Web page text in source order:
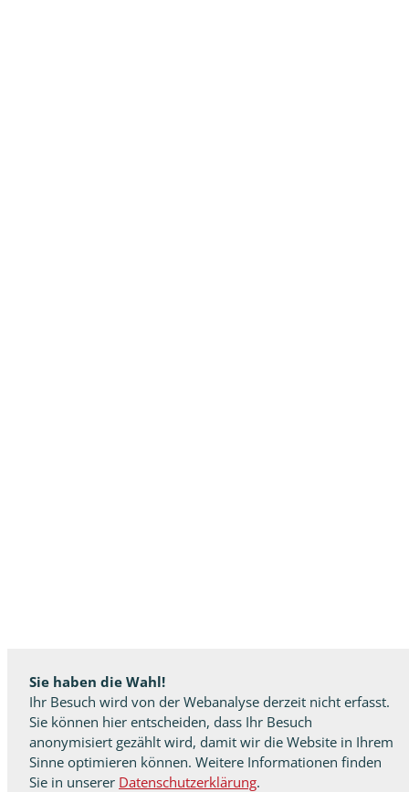
Sie haben die Wahl!
Ihr Besuch wird von der Webanalyse derzeit nicht erfasst.
Sie können hier entscheiden, dass Ihr Besuch
anonymisiert gezählt wird, damit wir die Website in Ihrem
Sinne optimieren können. Weitere Informationen finden
Sie in unserer Datenschutzerklärung.